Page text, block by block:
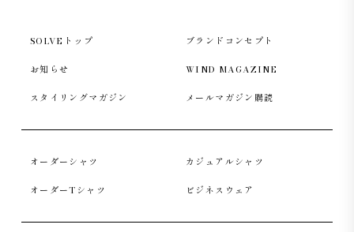
SOLVEトップ ブランドコンセプト
お知らせ WIND MAGAZINE
スタイリングマガジン メールマガジン購読
オーダーシャツ カジュアルシャツ
オーダーTシャツ ビジネスウェア